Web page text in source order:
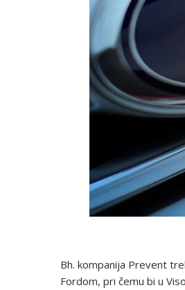
Bh. kompanija Prevent
Fordom, pri čemu bi u